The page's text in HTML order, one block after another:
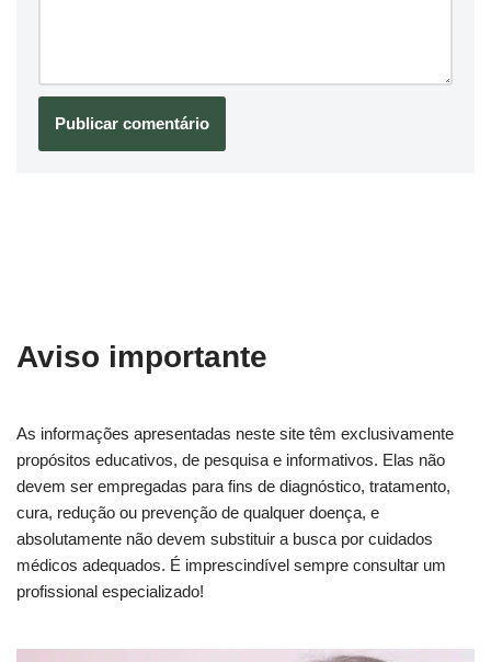
Aviso importante
As informações apresentadas neste site têm exclusivamente
propósitos educativos, de pesquisa e informativos. Elas não
devem ser empregadas para fins de diagnóstico, tratamento,
cura, redução ou prevenção de qualquer doença, e
absolutamente não devem substituir a busca por cuidados
médicos adequados. É imprescindível sempre consultar um
profissional especializado!